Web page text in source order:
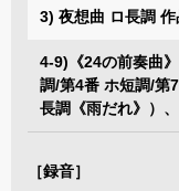
3) 夜想曲 ロ長調
4-9)《24の前奏曲
調/第4番 ホ短調/第
長調《雨だれ》）
［録音］